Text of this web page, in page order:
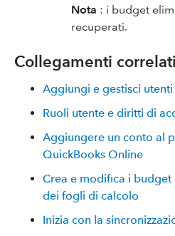
Nota : i budget
recuperati.
Collegamenti correlati
Aggiungi e gestisci utenti
Ruoli utente e diritti di
Aggiungere un conto al
QuickBooks Online
Crea e modifica i budget
dei fogli di calcolo
Inizia con la